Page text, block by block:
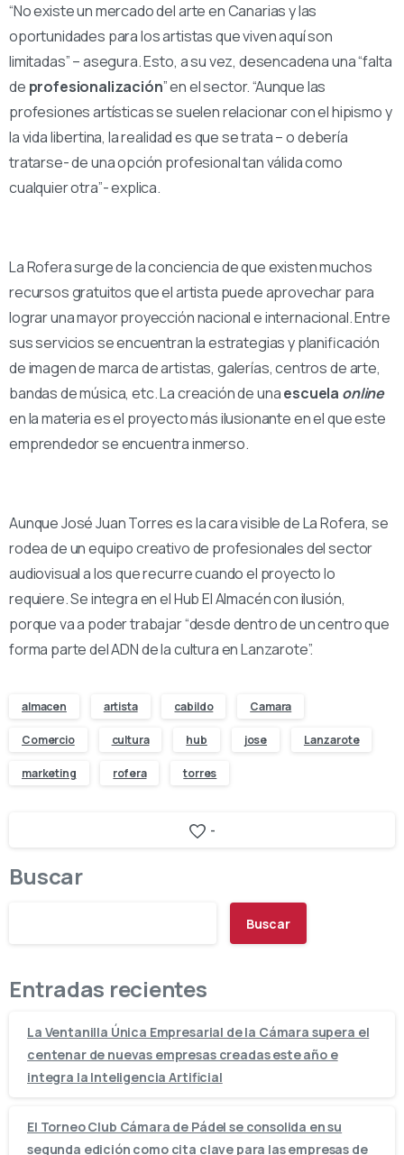
“No existe un mercado del arte en Canarias y las
oportunidades para los artistas que viven aquí son
limitadas” – asegura. Esto, a su vez, desencadena una “falta
de profesionalización” en el sector. “Aunque las
profesiones artísticas se suelen relacionar con el hipismo y
la vida libertina, la realidad es que se trata – o debería
tratarse- de una opción profesional tan válida como
cualquier otra”- explica.
La Rofera surge de la conciencia de que existen muchos
recursos gratuitos que el artista puede aprovechar para
lograr una mayor proyección nacional e internacional. Entre
sus servicios se encuentran la estrategias y planificación
de imagen de marca de artistas, galerías, centros de arte,
bandas de música, etc. La creación de unaescuela online
en la materia es el proyecto más ilusionante en el que este
emprendedor se encuentra inmerso.
Aunque José Juan Torres es la cara visible de La Rofera, se
rodea de un equipo creativo de profesionales del sector
audiovisual a los que recurre cuando el proyecto lo
requiere. Se integra en el Hub El Almacén con ilusión,
porque va a poder trabajar “desde dentro de un centro que
forma parte del ADN de la cultura en Lanzarote”.
almacen artista cabildo Camara
Comercio cultura hub jose Lanzarote
marketing rofera torres
-
Buscar
Buscar
Entradas recientes
La Ventanilla Única Empresarial de la Cámara supera el
centenar de nuevas empresas creadas este año e
integra la Inteligencia Artificial
El Torneo Club Cámara de Pádel se consolida en su
segunda edición como cita clave para las empresas de